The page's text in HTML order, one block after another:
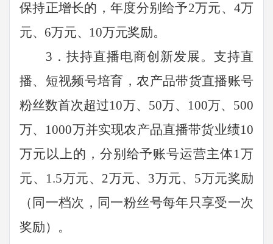
保持正增长的，年度分别给予2万元、 4万
元、 6万元、 10万元奖励。
3 ．扶持直播电商创新发展。支持直
播、短视频号培育，农产品带货直播账号
粉丝数首次超过10万、 50万、 100万、 500
万、 1000万并实现农产品直播带货业绩10
万元以上的，分别给予账号运营主体1万
元、 1.5万元、 2万元、 3万元、 5万元奖励
（同一档次，同一粉丝号每年只享受一次
奖励）。